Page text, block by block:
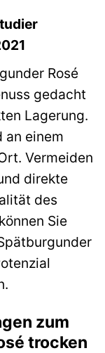
Rosé
gedacht
Lagerung.
an einem
Vermeiden
direkte
des
Sie
zum
trocken